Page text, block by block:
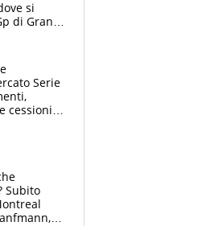
si
di Gran
Serie
cessioni:
Subito